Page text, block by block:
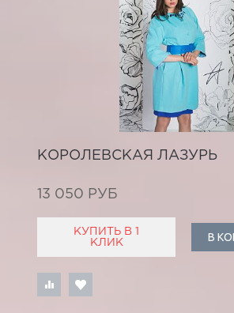
КОРОЛЕВСКАЯ ЛАЗУРЬ
13 050 РУБ
КУПИТЬ В 1
КЛИК
В